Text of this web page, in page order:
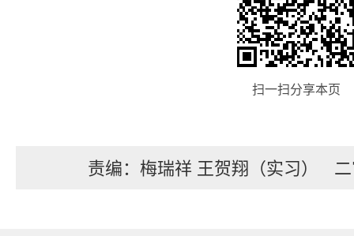
扫一扫分享本页
责编：梅瑞祥 王贺翔（实习）